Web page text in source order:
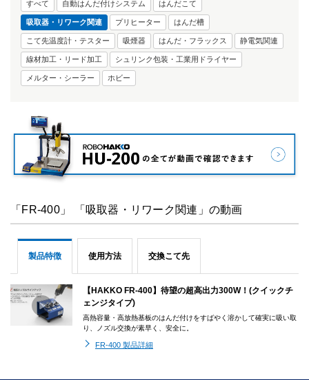
すべて 自動はんだ付けシステム はんだこて
吸取器・リワーク関連 プリヒーター はんだ槽
こて先温度計・テスター 吸煙器 はんだ・フラックス 静電気関連
線材加工・リード加工 シュリンク包装・工業用ドライヤー
メルター・シーラー ホビー
「FR-400」 「吸取器・リワーク関連」の動画
製品特徴 使用方法 交換こて先
【HAKKO FR-400】待望の超高出力300W！(クイックチ
ェンジタイプ)
高熱容量・高放熱基板のはんだ付けをすばやく溶かして確実に吸い取
り、ノズル交換が素早く、安全に。
FR-400 製品詳細